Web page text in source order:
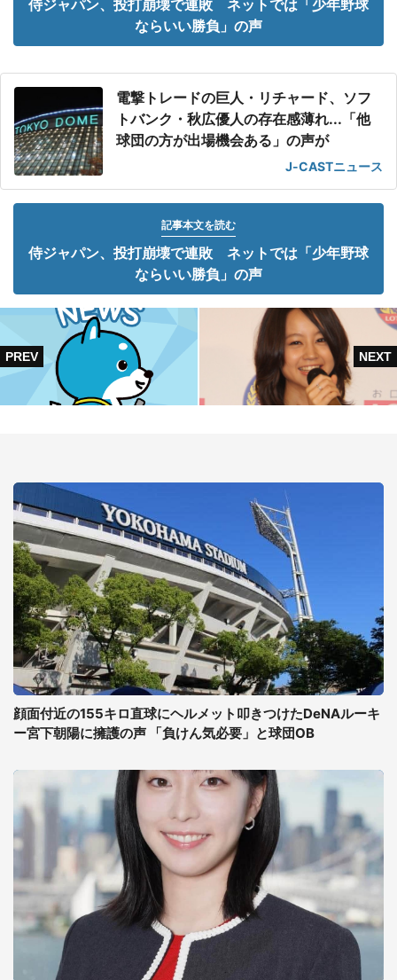
侍ジャパン、投打崩壊で連敗 ネットでは「少年野球
ならいい勝負」の声
電撃トレードの巨人・リチャード、ソフ
トバンク・秋広優人の存在感薄れ...「他
球団の方が出場機会ある」の声が
J-CASTニュース
記事本文を読む
侍ジャパン、投打崩壊で連敗 ネットでは「少年野球
ならいい勝負」の声
顔面付近の155キロ直球にヘルメット叩きつけたDeNAルーキ
ー宮下朝陽に擁護の声 「負けん気必要」と球団OB